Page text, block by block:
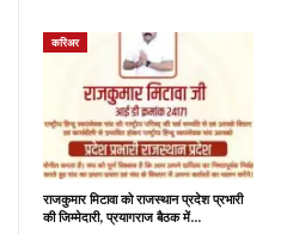
करिअर
राजकुमार मिटावा को राजस्थान प्रदेश प्रभारी
की जिम्मेदारी, प्रयागराज बैठक में…